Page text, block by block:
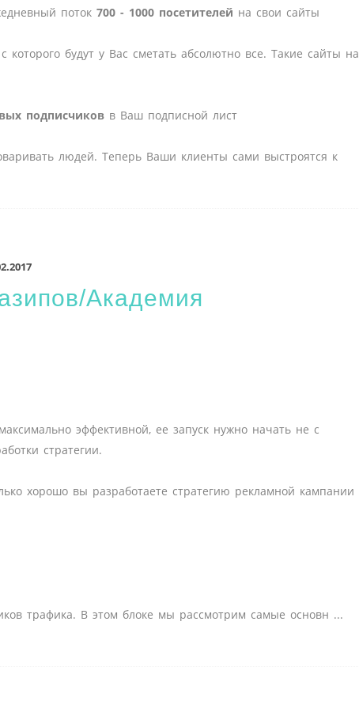
поток 700 - 1000 посетителей на свои сайты
которого будут у Вас сметать абсолютно все. Такие сайты на
подписчиков в Ваш подписной лист
людей. Теперь Ваши клиенты сами выстроятся к
Академия
эффективной, ее запуск нужно начать не с
стратегии.
хорошо вы разработаете стратегию рекламной кампании
трафика. В этом блоке мы рассмотрим самые основн ...